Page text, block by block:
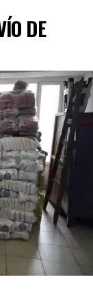
DE